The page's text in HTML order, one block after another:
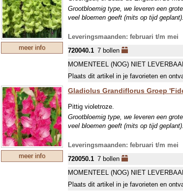
meer info
Grootbloemig type, we leveren een
veel bloemen geeft (mits op tijd
Leveringsmaanden: februari t/m mei
720040.1 7 bollen
MOMENTEEL (NOG) NIET
Plaats dit artikel in je favorieten en
meer info
Gladiolus Grandiflorus Groep
Pittig violetroze.
Grootbloemig type, we leveren een
veel bloemen geeft (mits op tijd
Leveringsmaanden: februari t/m mei
720050.1 7 bollen
MOMENTEEL (NOG) NIET
Plaats dit artikel in je favorieten en